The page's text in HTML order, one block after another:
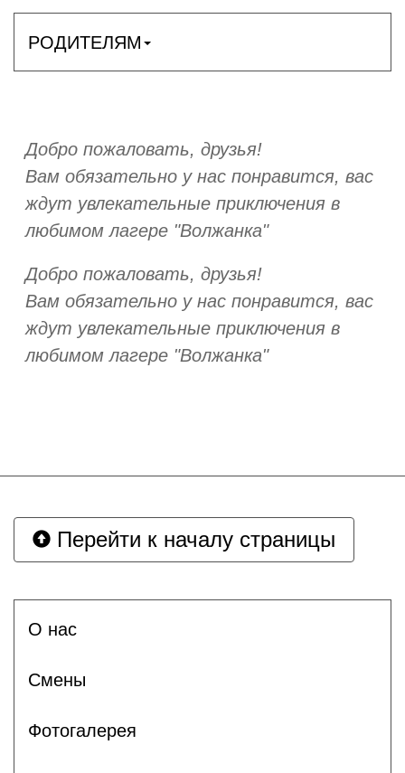
РОДИТЕЛЯМ
Добро пожаловать, друзья!
Вам обязательно у нас понравится, вас
ждут увлекательные приключения в
любимом лагере "Волжанка"
Добро пожаловать, друзья!
Вам обязательно у нас понравится, вас
ждут увлекательные приключения в
любимом лагере "Волжанка"
Перейти к началу страницы
О нас
Смены
Фотогалерея